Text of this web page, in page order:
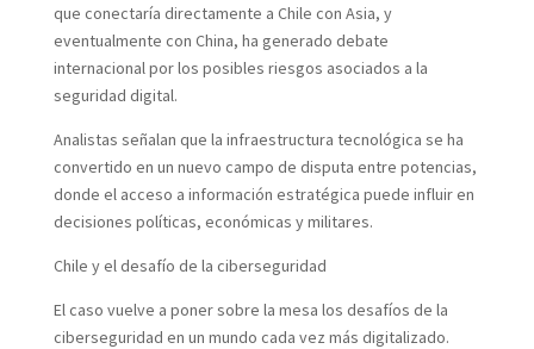
que conectaría directamente a Chile con Asia, y
eventualmente con China, ha generado debate
internacional por los posibles riesgos asociados a la
seguridad digital.
Analistas señalan que la infraestructura tecnológica se ha
convertido en un nuevo campo de disputa entre potencias,
donde el acceso a información estratégica puede influir en
decisiones políticas, económicas y militares.
Chile y el desafío de la ciberseguridad
El caso vuelve a poner sobre la mesa los desafíos de la
ciberseguridad en un mundo cada vez más digitalizado.